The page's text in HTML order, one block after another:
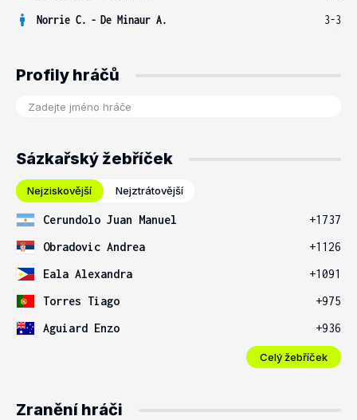
Norrie C. - De Minaur A. 3-3
Profily hráčů
Sázkařský žebříček
Nejziskovější Nejztrátovější
Cerundolo Juan Manuel
+1737
Obradovic Andrea
+1126
Eala Alexandra
+1091
Torres Tiago
+975
Aguiard Enzo
+936
Celý žebříček
Zranění hráči